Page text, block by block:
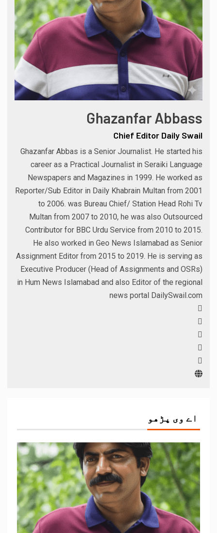
Ghazanfar Abbass
Chief Editor Daily Swail
Ghazanfar Abbas is a Senior Journalist. He started his
career as a Practical Journalist in Seraiki Language
Newspapers and Magazines in 1999. He worked as
Reporter/Sub Editor in Daily Khabrain Multan from 2001
to 2006. was Bureau Chief/ Station Head Rohi Tv
Multan from 2007 to 2010, he was also Outsourced
Contributor for BBC Urdu Service from 2010 to 2015.
He also worked in Geo News Islamabad as Senior
Assignment Editor from 2015 to 2019. He is serving as
Executive Producer (Head of Assignments and OSRs)
in Hum News Islamabad and also Editor of the regional
news portal DailySwail.com
اے وی پڑھو